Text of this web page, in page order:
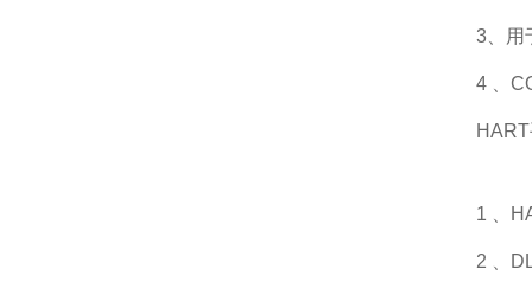
3、用
4 、
1 、
2 、